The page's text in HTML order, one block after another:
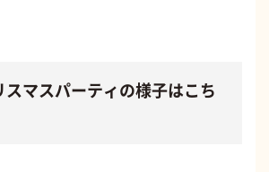
スマスパーティの様子はこち